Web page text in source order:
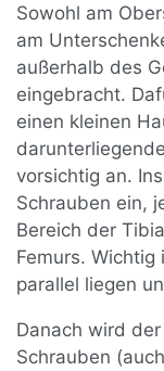
Sowohl am
am
außerhalb des
eingebracht.
einen kleinen
vorsichtig an.
Schrauben ein,
Bereich der
Femurs.
parallel liegen
Danach wird
Schrauben